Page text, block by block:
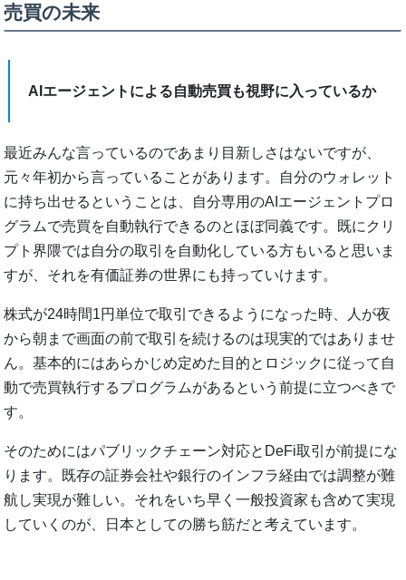
売買の未来
AIエージェントによる自動売買も視野に入っているか
最近みんな言っているのであまり目新しさはないですが、
元々年初から言っていることがあります。自分のウォレット
に持ち出せるということは、自分専用のAIエージェントプロ
グラムで売買を自動執行できるのとほぼ同義です。既にクリ
プト界隈では自分の取引を自動化している方もいると思いま
すが、それを有価証券の世界にも持っていけます。
株式が24時間1円単位で取引できるようになった時、人が夜
から朝まで画面の前で取引を続けるのは現実的ではありませ
ん。基本的にはあらかじめ定めた目的とロジックに従って自
動で売買執行するプログラムがあるという前提に立つべきで
す。
そのためにはパブリックチェーン対応とDeFi取引が前提にな
ります。既存の証券会社や銀行のインフラ経由では調整が難
航し実現が難しい。それをいち早く一般投資家も含めて実現
していくのが、日本としての勝ち筋だと考えています。